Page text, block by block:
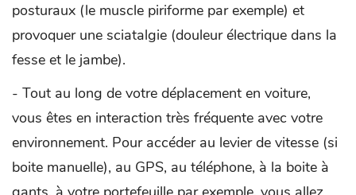
posturaux (le muscle piriforme par exemple) et
provoquer une sciatalgie (douleur électrique dans la
fesse et le jambe).
- Tout au long de votre déplacement en voiture,
vous êtes en interaction très fréquente avec votre
environnement. Pour accéder au levier de vitesse (si
boite manuelle), au GPS, au téléphone, à la boite à